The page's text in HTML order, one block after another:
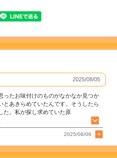
2025/08/05
ったお味付けのものがなかなか見つか
とあきらめていたんです。そうしたら
た。私が探し求めていた原
2025/08/06